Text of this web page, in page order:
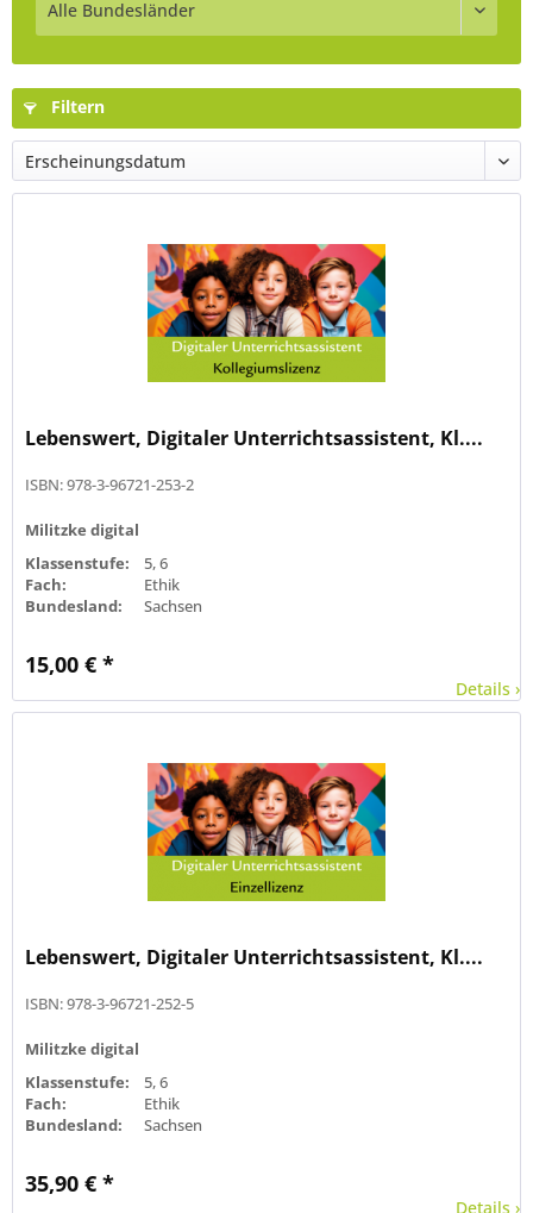
Filtern
Lebenswert, Digitaler Unterrichtsassistent, Kl....
ISBN: 978-3-96721-253-2
Militzke digital
Klassenstufe:
5, 6
Fach:
Ethik
Bundesland:
Sachsen
15,00 € *
Details ›
Lebenswert, Digitaler Unterrichtsassistent, Kl....
ISBN: 978-3-96721-252-5
Militzke digital
Klassenstufe:
5, 6
Fach:
Ethik
Bundesland:
Sachsen
35,90 € *
Details ›